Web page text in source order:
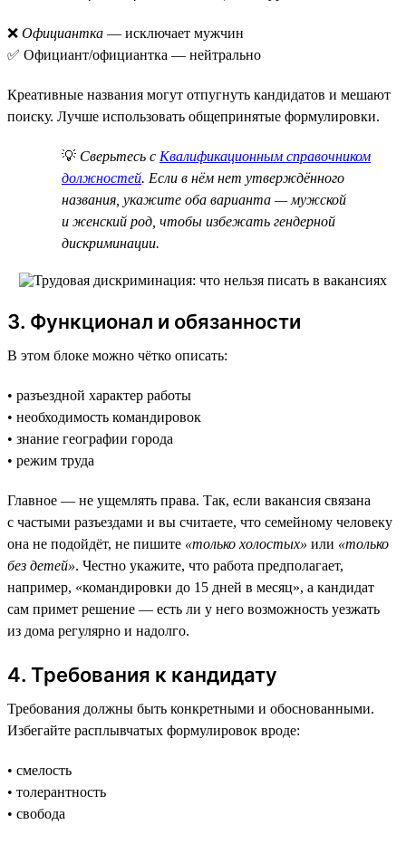
❌ Официантка — исключает мужчин
✅ Официант/официантка — нейтрально
Креативные названия могут отпугнуть кандидатов и мешают
поиску. Лучше использовать общепринятые формулировки.
💡 Сверьтесь с Квалификационным справочником
должностей. Если в нём нет утверждённого
названия, укажите оба варианта — мужской
и женский род, чтобы избежать гендерной
дискриминации.
3. Функционал и обязанности
В этом блоке можно чётко описать:
• разъездной характер работы
• необходимость командировок
• знание географии города
• режим труда
Главное — не ущемлять права. Так, если вакансия связана
с частыми разъездами и вы считаете, что семейному человеку
она не подойдёт, не пишите «только холостых» или «только
без детей». Честно укажите, что работа предполагает,
например, «командировки до 15 дней в месяц», а кандидат
сам примет решение — есть ли у него возможность уезжать
из дома регулярно и надолго.
4. Требования к кандидату
Требования должны быть конкретными и обоснованными.
Избегайте расплывчатых формулировок вроде:
• смелость
• толерантность
• свобода